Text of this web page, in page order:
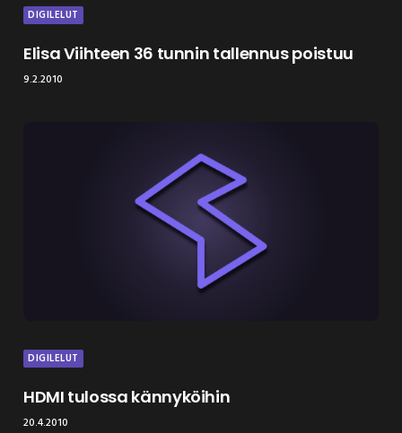
DIGILELUT
Elisa Viihteen 36 tunnin tallennus poistuu
9.2.2010
DIGILELUT
HDMI tulossa kännyköihin
20.4.2010